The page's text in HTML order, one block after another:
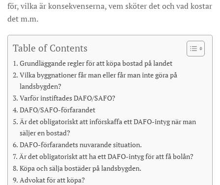
för, vilka är konsekvenserna, vem sköter det och vad kostar
det m.m.
Table of Contents
Grundläggande regler för att köpa bostad på landet
Vilka byggnationer får man eller får man inte göra på
landsbygden?
Varför instiftades DAFO/SAFO?
DAFO/SAFO-förfarandet
Är det obligatoriskt att införskaffa ett DAFO-intyg när man
säljer en bostad?
DAFO-förfarandets nuvarande situation.
Är det obligatoriskt att ha ett DAFO-intyg för att få bolån?
Köpa och sälja bostäder på landsbygden.
Advokat för att köpa?